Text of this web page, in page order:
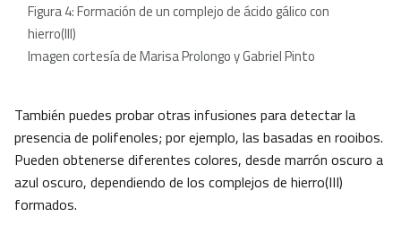
Figura 4: Formación de un complejo de ácido gálico con
hierro(III)
Imagen cortesía de Marisa Prolongo y Gabriel Pinto
También puedes probar otras infusiones para detectar la
presencia de polifenoles; por ejemplo, las basadas en rooibos.
Pueden obtenerse diferentes colores, desde marrón oscuro a
azul oscuro, dependiendo de los complejos de hierro(III)
formados.